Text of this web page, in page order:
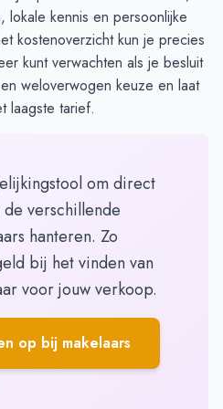
lokale kennis en persoonlijke
kostenoverzichtkun je precies
kunt verwachten als je besluit
weloverwogen keuze en laat
laagste tarief.
om direct
verschillende
hanteren. Zo
bij het vinden van
voor jouw verkoop.
op bij makelaars